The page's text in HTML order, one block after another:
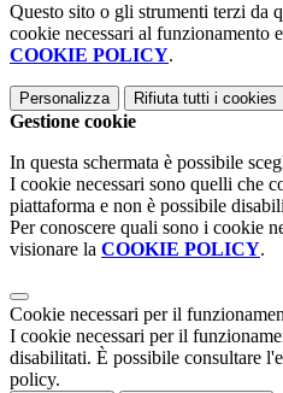
Questo sito o gli strumenti terzi da
cookie necessari al funzionamento
COOKIE POLICY.
Personalizza Rifiuta tutti i cookies
Gestione cookie
In questa schermata è possibile
I cookie necessari sono quelli che
piattaforma e non è possibile
Per conoscere quali sono i cookie
visionare la COOKIE POLICY.
Cookie necessari per il
I cookie necessari per il
disabilitati. È possibile consultare
policy.